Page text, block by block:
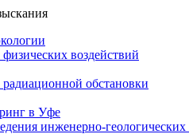
воздействий
обстановки
в Уфе
инженерно-